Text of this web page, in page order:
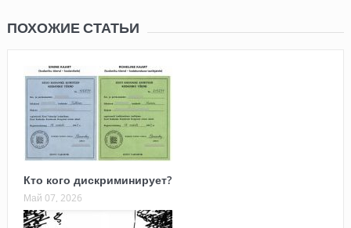
ПОХОЖИЕ СТАТЬИ
Кто кого дискриминирует?
Май 07, 2026